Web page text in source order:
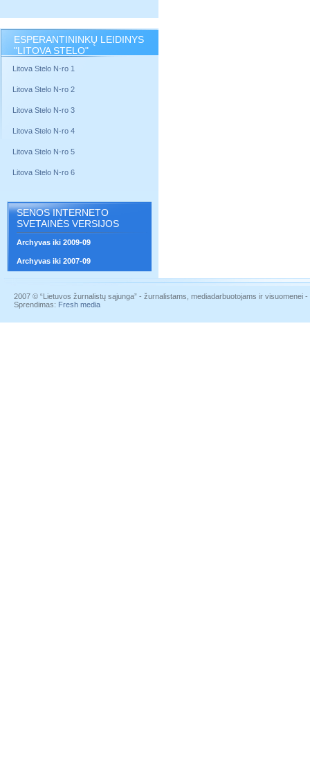
ESPERANTININKŲ LEIDINYS
"LITOVA STELO"
Litova Stelo N-ro 1
Litova Stelo N-ro 2
Litova Stelo N-ro 3
Litova Stelo N-ro 4
Litova Stelo N-ro 5
Litova Stelo N-ro 6
SENOS INTERNETO
SVETAINĖS VERSIJOS
Archyvas iki 2009-09
Archyvas iki 2007-09
2007 © “Lietuvos žurnalistų sąjunga” - žurnalistams, mediadarbuotojams ir visuomenei
Sprendimas: Fresh media